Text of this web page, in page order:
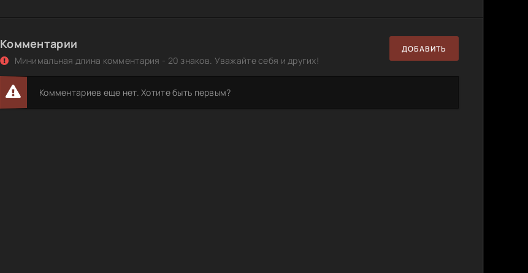
Комментарии
Минимальная длина комментария - 20 знаков. Уважайте себя и других!
ДОБАВИТЬ
Комментариев еще нет. Хотите быть первым?